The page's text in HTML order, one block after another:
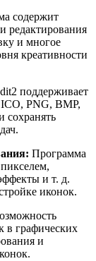
содержит
редактирования
и многое
креативности
поддерживает
PNG, BMP,
сохранять
Программа
и т. д.
иконок.
в графических
и